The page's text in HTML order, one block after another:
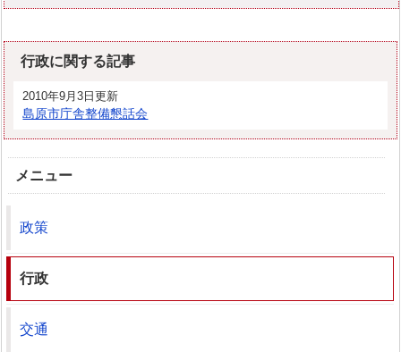
行政に関する記事
2010年9月3日更新
島原市庁舎整備懇話会
メニュー
政策
行政
交通